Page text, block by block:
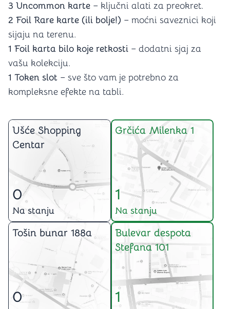
3 Uncommon karte – ključni alati za preokret.
2 Foil Rare karte (ili bolje!) – moćni saveznici koji
sijaju na terenu.
1 Foil karta bilo koje retkosti – dodatni sjaj za
vašu kolekciju.
1 Token slot – sve što vam je potrebno za
kompleksne efekte na tabli.
Ušće Shopping
Centar
0
Na stanju
Grčića Milenka 1
1
Na stanju
Tošin bunar 188a
0
Bulevar despota
Stefana 101
1